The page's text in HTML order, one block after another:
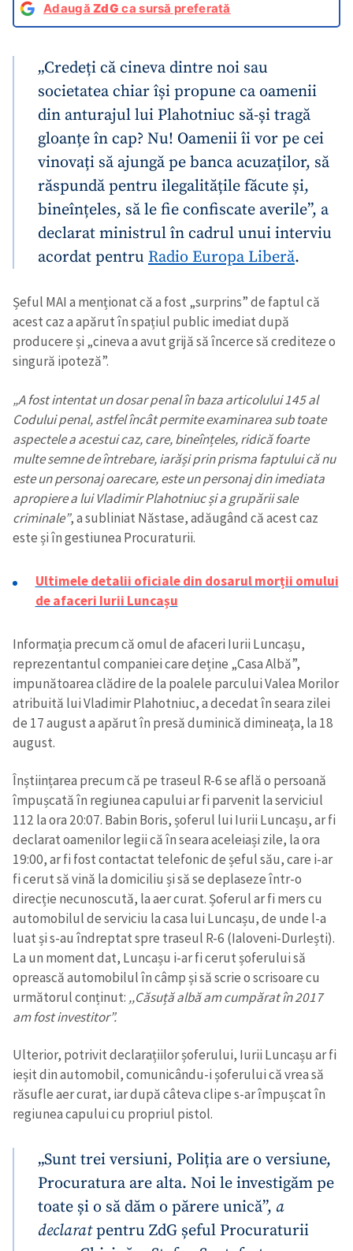
AdaugăZdG ca sursă preferată
„Credeți că cineva dintre noi sau
societatea chiar își propune ca oamenii
din anturajul lui Plahotniuc să-și tragă
gloanțe în cap? Nu! Oamenii îi vor pe cei
vinovați să ajungă pe banca acuzaților, să
răspundă pentru ilegalitățile făcute și,
bineînțeles, să le fie confiscate averile”, a
declarat ministrul în cadrul unui interviu
acordat pentru Radio Europa Liberă.
Șeful MAI a menționat că a fost „surprins” de faptul că
acest caz a apărut în spațiul public imediat după
producere și „cineva a avut grijă să încerce să crediteze o
singură ipoteză”.
„A fost intentat un dosar penal în baza articolului 145 al
Codului penal, astfel încât permite examinarea sub toate
aspectele a acestui caz, care, bineînțeles, ridică foarte
multe semne de întrebare, iarăși prin prisma faptului că nu
este un personaj oarecare, este un personaj din imediata
apropiere a lui Vladimir Plahotniuc și a grupării sale
criminale”, a subliniat Năstase, adăugând că acest caz
este și în gestiunea Procuraturii.
Ultimele detalii oficiale din dosarul morții omului
de afaceri Iurii Luncașu
Informația precum că omul de afaceri Iurii Luncașu,
reprezentantul companiei care deține „Casa Albă”,
impunătoarea clădire de la poalele parcului Valea Morilor
atribuită lui Vladimir Plahotniuc, a decedat în seara zilei
de 17 august a apărut în presă duminică dimineața, la 18
august.
Înștiințarea precum că pe traseul R-6 se află o persoană
împușcată în regiunea capului ar fi parvenit la serviciul
112 la ora 20:07. Babin Boris, șoferul lui Iurii Luncașu, ar fi
declarat oamenilor legii că în seara aceleiași zile, la ora
19:00, ar fi fost contactat telefonic de șeful său, care i-ar
fi cerut să vină la domiciliu și să se deplaseze într-o
direcție necunoscută, la aer curat. Șoferul ar fi mers cu
automobilul de serviciu la casa lui Luncașu, de unde l-a
luat și s-au îndreptat spre traseul R-6 (Ialoveni-Durlești).
La un moment dat, Luncașu i-ar fi cerut șoferului să
oprească automobilul în câmp și să scrie o scrisoare cu
următorul conținut: ,,Căsuță albă am cumpărat în 2017
am fost investitor”.
Ulterior, potrivit declarațiilor șoferului, Iurii Luncașu ar fi
ieșit din automobil, comunicându-i șoferului că vrea să
răsufle aer curat, iar după câteva clipe s-ar împușcat în
regiunea capului cu propriul pistol.
„Sunt trei versiuni, Poliția are o versiune,
Procuratura are alta. Noi le investigăm pe
toate și o să dăm o părere unică”, a
declaratpentru ZdG șeful Procuraturii